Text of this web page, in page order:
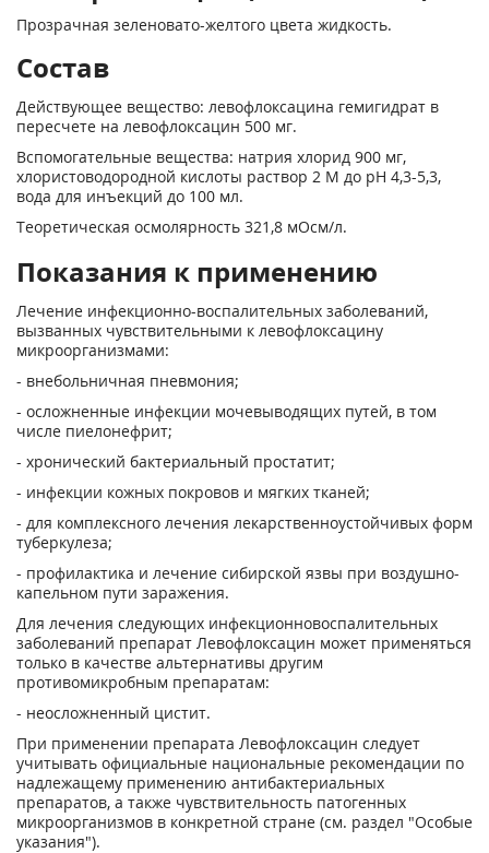
Прозрачная зеленовато-желтого цвета жидкость.
Состав
Действующее вещество: левофлоксацина гемигидрат в
пересчете на левофлоксацин 500 мг.
Вспомогательные вещества: натрия хлорид 900 мг,
хлористоводородной кислоты раствор 2 М до pH 4,3-5,3,
вода для инъекций до 100 мл.
Теоретическая осмолярность 321,8 мОсм/л.
Показания к применению
Лечение инфекционно-воспалительных заболеваний,
вызванных чувствительными к левофлоксацину
микроорганизмами:
- внебольничная пневмония;
- осложненные инфекции мочевыводящих путей, в том
числе пиелонефрит;
- хронический бактериальный простатит;
- инфекции кожных покровов и мягких тканей;
- для комплексного лечения лекарственно­устойчивых форм
туберкулеза;
- профилактика и лечение сибирской язвы при воздушно-
капельном пути заражения.
Для лечения следующих инфекционно­воспалительных
заболеваний препарат Левофлоксацин может применяться
только в качестве альтернативы другим
противомикробным препаратам:
- неосложненный цистит.
При применении препарата Левофлоксацин следует
учитывать официальные национальные рекомендации по
надлежа­щему применению антибактериальных
препаратов, а также чувствительность патогенных
микроорганизмов в конкретной стране (см. раздел "Особые
указания").